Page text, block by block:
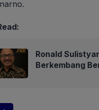
Ronald
Berkembang